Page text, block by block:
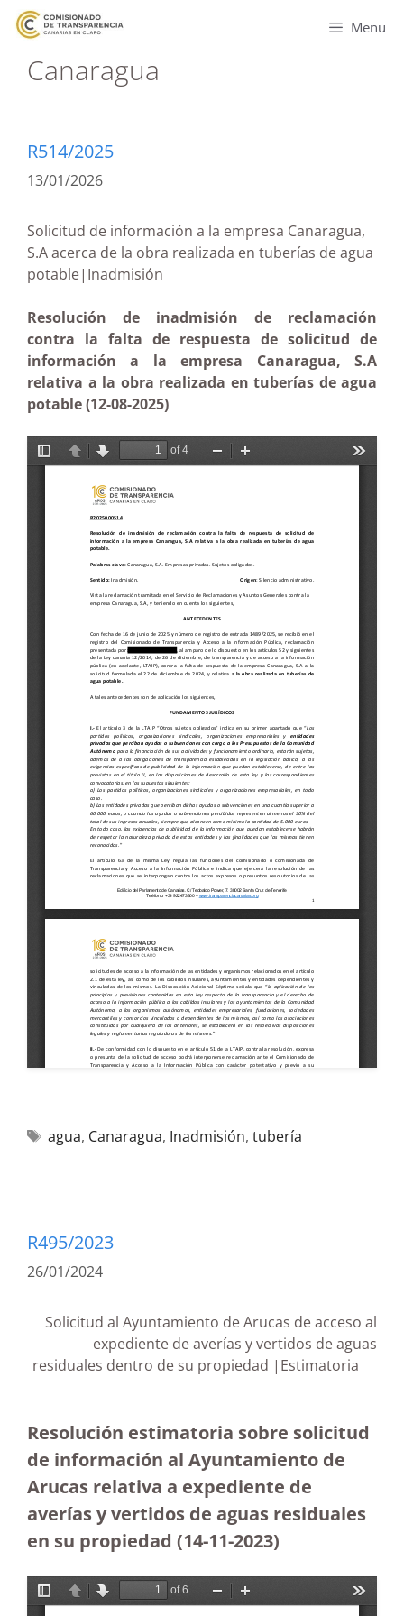
Menu
Canaragua
R514/2025
13/01/2026
Solicitud de información a la empresa Canaragua,
S.A acerca de la obra realizada en tuberías de agua
potable|Inadmisión
Resolución de inadmisión de reclamación
contra la falta de respuesta de solicitud de
información a la empresa Canaragua, S.A
relativa a la obra realizada en tuberías de agua
potable (12-08-2025)
agua, Canaragua, Inadmisión, tubería
R495/2023
26/01/2024
Solicitud al Ayuntamiento de Arucas de acceso al
expediente de averías y vertidos de aguas
residuales dentro de su propiedad |Estimatoria
Resolución estimatoria sobre solicitud
de información al Ayuntamiento de
Arucas relativa a expediente de
averías y vertidos de aguas residuales
en su propiedad (14-11-2023)